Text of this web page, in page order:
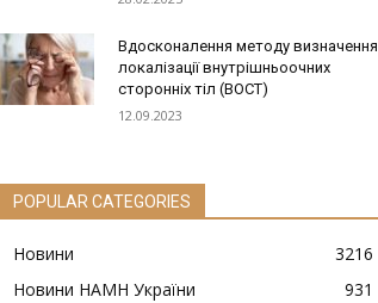
Вдосконалення методу визначення
локалізації внутрішньоочних
сторонніх тіл (ВОСТ)
12.09.2023
POPULAR CATEGORIES
Новини
3216
Новини НАМН України
931